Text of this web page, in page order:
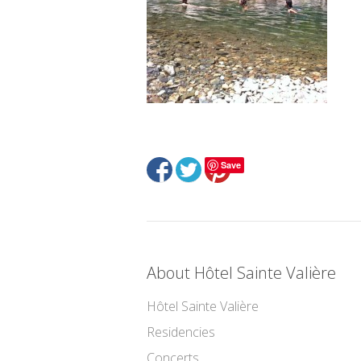
Save
About Hôtel Sainte Valière
Hôtel Sainte Valière
Residencies